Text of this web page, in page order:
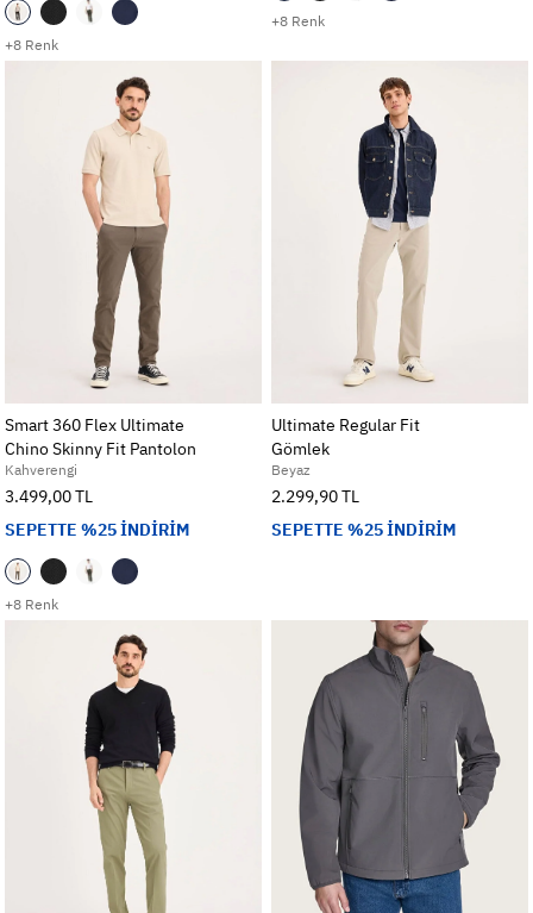
+8 Renk
+8 Renk
+8 Renk
Smart 360 Flex Ultimate
Chino Skinny Fit Pantolon
Kahverengi
3.499,00 TL
SEPETTE %25 İNDİRİM
Ultimate Regular Fit
Gömlek
Beyaz
2.299,90 TL
SEPETTE %25 İNDİRİM